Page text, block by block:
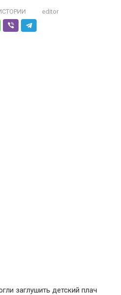
editor
заглушить детский плач